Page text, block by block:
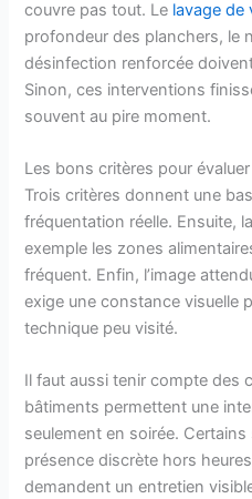
couvre pas tout. Le lavage de
profondeur des planchers, le
désinfection renforcée
Sinon, ces interventions
souvent au pire moment.
Les bons critères pour
Trois critères donnent une
fréquentation réelle. Ensuite,
exemple les zones
fréquent. Enfin, l’image
exige une constance visuelle
technique peu visité.
Il faut aussi tenir compte des
bâtiments permettent une
seulement en soirée.
présence discrète hors
demandent un entretien